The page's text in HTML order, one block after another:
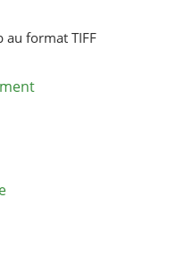
au format TIFF